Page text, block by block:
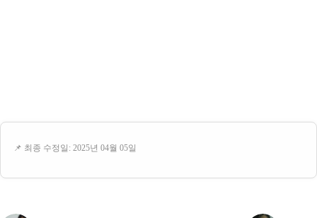
📌 최종 수정일: 2025년 04월 05일